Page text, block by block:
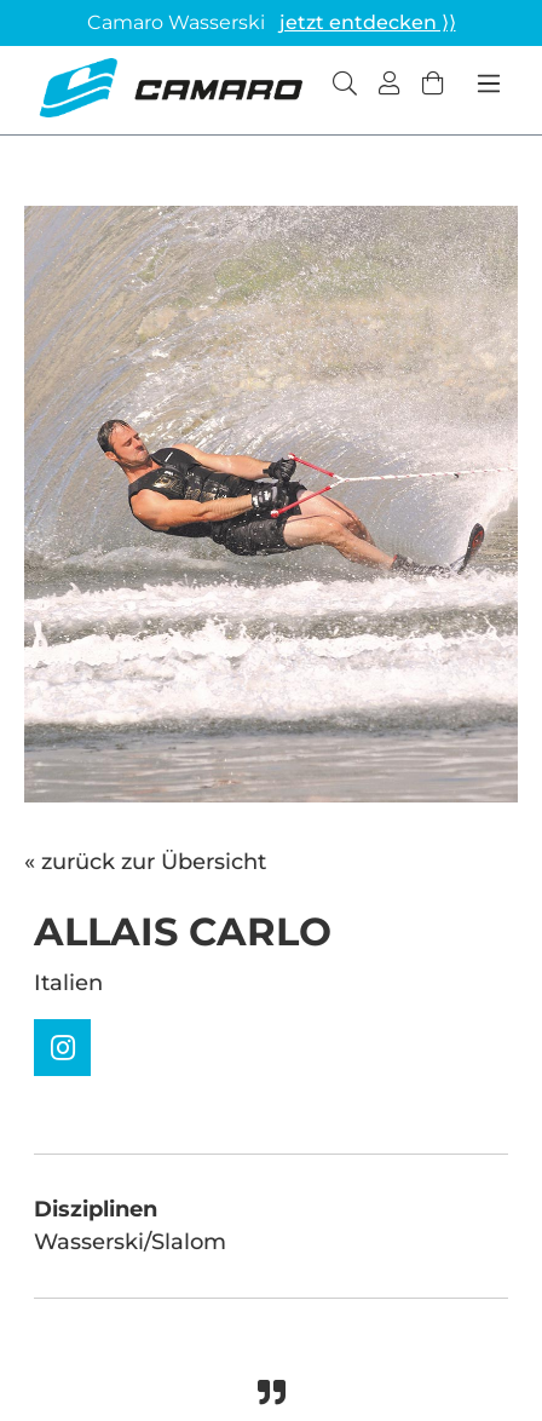
Camaro Wasserski jetzt entdecken ⟩⟩
« zurück zur Übersicht
ALLAIS CARLO
Italien
Disziplinen
Wasserski/Slalom